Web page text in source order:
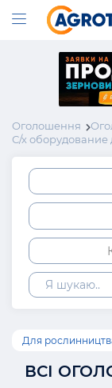
Оголошення
С/х оборудование
Для
ВСІ